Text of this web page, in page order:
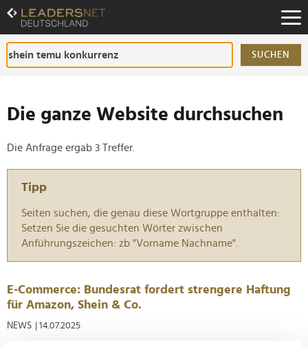
Zum
Inhalt
Zur
Fußzeilen-
Navigation
SUCHEN
Die ganze Website durchsuchen
Die Anfrage ergab 3 Treffer.
Tipp
Seiten suchen, die genau diese Wortgruppe enthalten:
Setzen Sie die gesuchten Wörter zwischen
Anführungszeichen: zb "Vorname Nachname".
E-Commerce: Bundesrat fordert strengere Haftung
für Amazon, Shein & Co.
NEWS | 14.07.2025